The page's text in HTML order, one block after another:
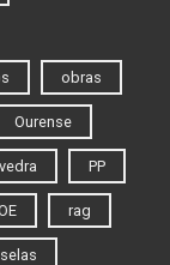
obras
Ourense
PP
rag